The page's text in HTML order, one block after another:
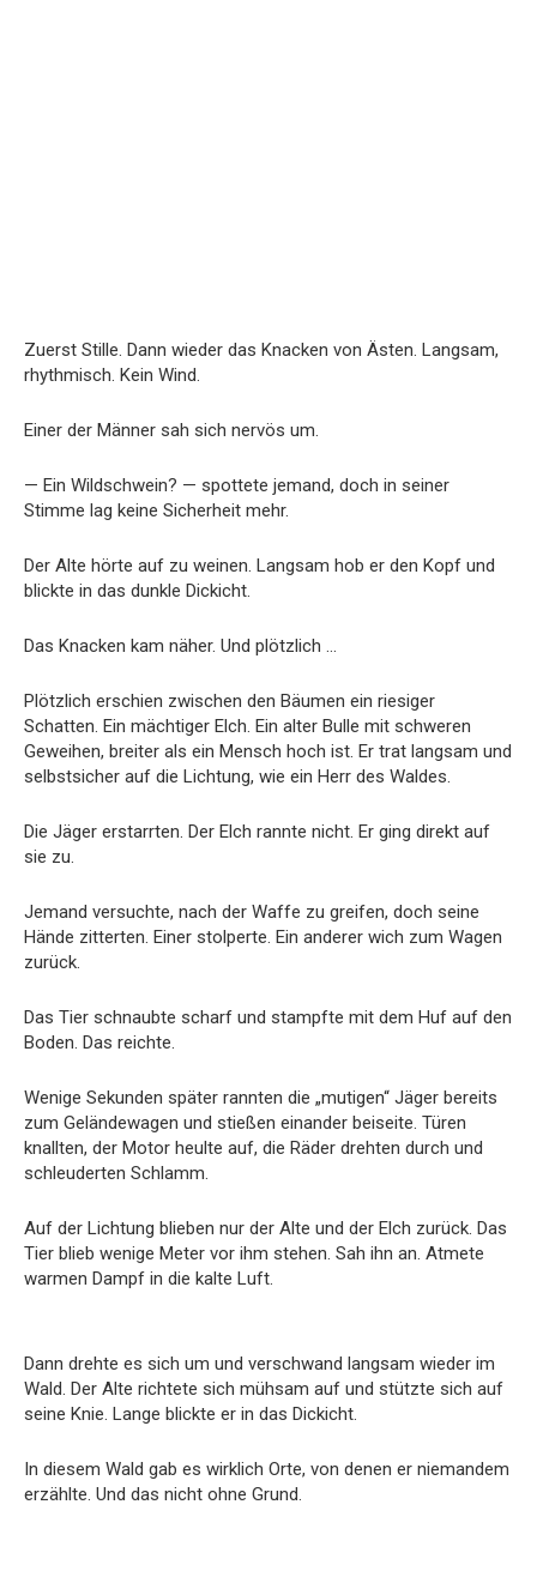
Zuerst Stille. Dann wieder das Knacken von Ästen. Langsam,
rhythmisch. Kein Wind.
Einer der Männer sah sich nervös um.
— Ein Wildschwein? — spottete jemand, doch in seiner
Stimme lag keine Sicherheit mehr.
Der Alte hörte auf zu weinen. Langsam hob er den Kopf und
blickte in das dunkle Dickicht.
Das Knacken kam näher. Und plötzlich …
Plötzlich erschien zwischen den Bäumen ein riesiger
Schatten. Ein mächtiger Elch. Ein alter Bulle mit schweren
Geweihen, breiter als ein Mensch hoch ist. Er trat langsam und
selbstsicher auf die Lichtung, wie ein Herr des Waldes.
Die Jäger erstarrten. Der Elch rannte nicht. Er ging direkt auf
sie zu.
Jemand versuchte, nach der Waffe zu greifen, doch seine
Hände zitterten. Einer stolperte. Ein anderer wich zum Wagen
zurück.
Das Tier schnaubte scharf und stampfte mit dem Huf auf den
Boden. Das reichte.
Wenige Sekunden später rannten die „mutigen“ Jäger bereits
zum Geländewagen und stießen einander beiseite. Türen
knallten, der Motor heulte auf, die Räder drehten durch und
schleuderten Schlamm.
Auf der Lichtung blieben nur der Alte und der Elch zurück. Das
Tier blieb wenige Meter vor ihm stehen. Sah ihn an. Atmete
warmen Dampf in die kalte Luft.
Dann drehte es sich um und verschwand langsam wieder im
Wald. Der Alte richtete sich mühsam auf und stützte sich auf
seine Knie. Lange blickte er in das Dickicht.
In diesem Wald gab es wirklich Orte, von denen er niemandem
erzählte. Und das nicht ohne Grund.